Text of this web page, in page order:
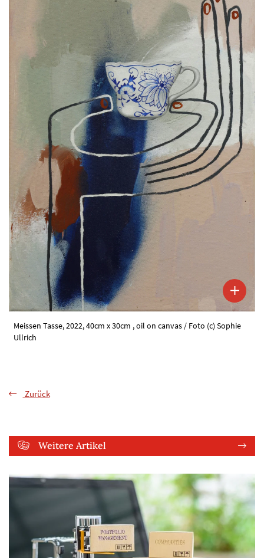
Meissen Tasse, 2022, 40cm x 30cm , oil on canvas / Foto (c) Sophie
Ullrich
Zurück
Weitere Artikel